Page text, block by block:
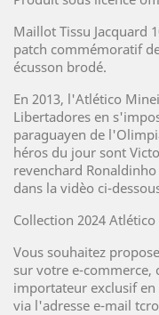
Maillot Tissu Jacquard
patch commémoratif
écusson brodé.
En 2013, l'Atlético
Libertadores en
paraguayen de
héros du jour sont
revenchard
dans la vidèo ci-
Collection 2024
Vous souhaitez
sur votre e-commerce,
importateur exclusif en
via l'adresse e-mail